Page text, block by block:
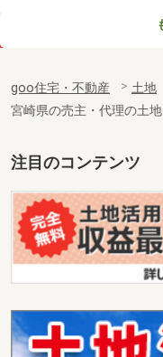
宮崎県宮崎市佐土原町
用途地域
土地面積
宮崎県宮崎市田野町乙
価 格
住 所
用途地域
土地面積
価 格
住 所
goo住宅・不動産 土地
宮崎県の売主・代理の土
注目のコンテンツ